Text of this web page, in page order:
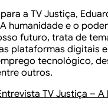
a TV Justiça,
humanidade e o
futuro, trata de
plataformas digitais
tecnológico,
outros.
TV Justiça –